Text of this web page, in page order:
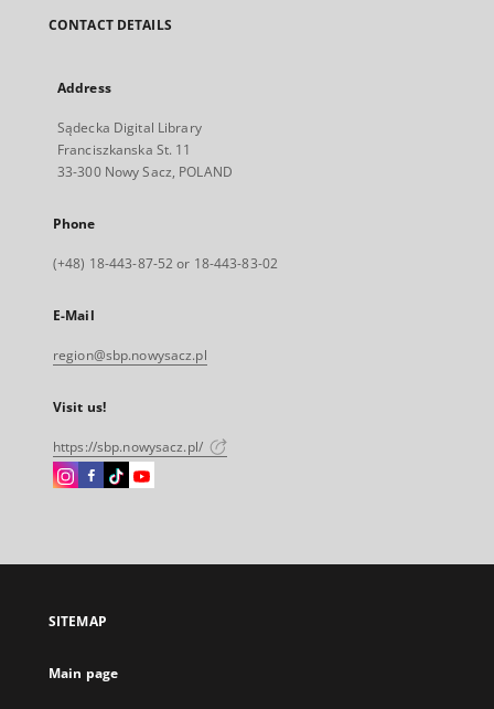
CONTACT DETAILS
Address
Sądecka Digital Library
Franciszkanska St. 11
33-300 Nowy Sacz, POLAND
Phone
(+48) 18-443-87-52 or 18-443-83-02
E-Mail
region@sbp.nowysacz.pl
Visit us!
https://sbp.nowysacz.pl/
Instagram
open
new
Facebook
open
new
Instagram
open
new
Instagram
open
SITEMAP
Main page